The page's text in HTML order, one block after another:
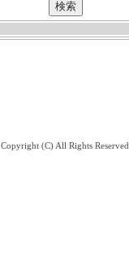
Copyright (C) All Rights Reserved.